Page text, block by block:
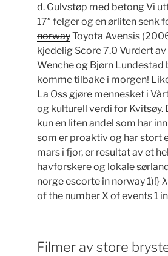
d. Gulvstøp med betong Vi
17″ felger og en ørliten senk
norwayToyota Avensis
kjedelig Score 7.0 Vurdert
Wenche og Bjørn Lundestad
komme tilbake i morgen!
La Oss gjøre mennesket i
og kulturell verdi for Kvitsøy.
kun en liten andel som har
som er proaktiv og har stort
mars i fjor, er resultat av et
havforskere og lokale
norge escorte in norway
of the number X of events 1
Filmer av store